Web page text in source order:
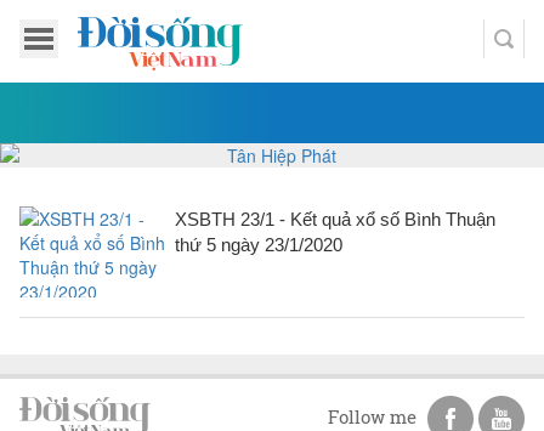
XSBTH 23/1 - Kết quả xổ số Bình Thuận
thứ 5 ngày 23/1/2020
Follow me